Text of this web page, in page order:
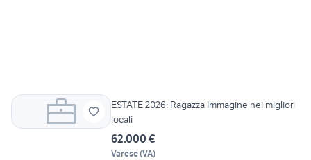
ESTATE 2026: Ragazza Immagine nei migliori
locali
62.000 €
Varese(VA)